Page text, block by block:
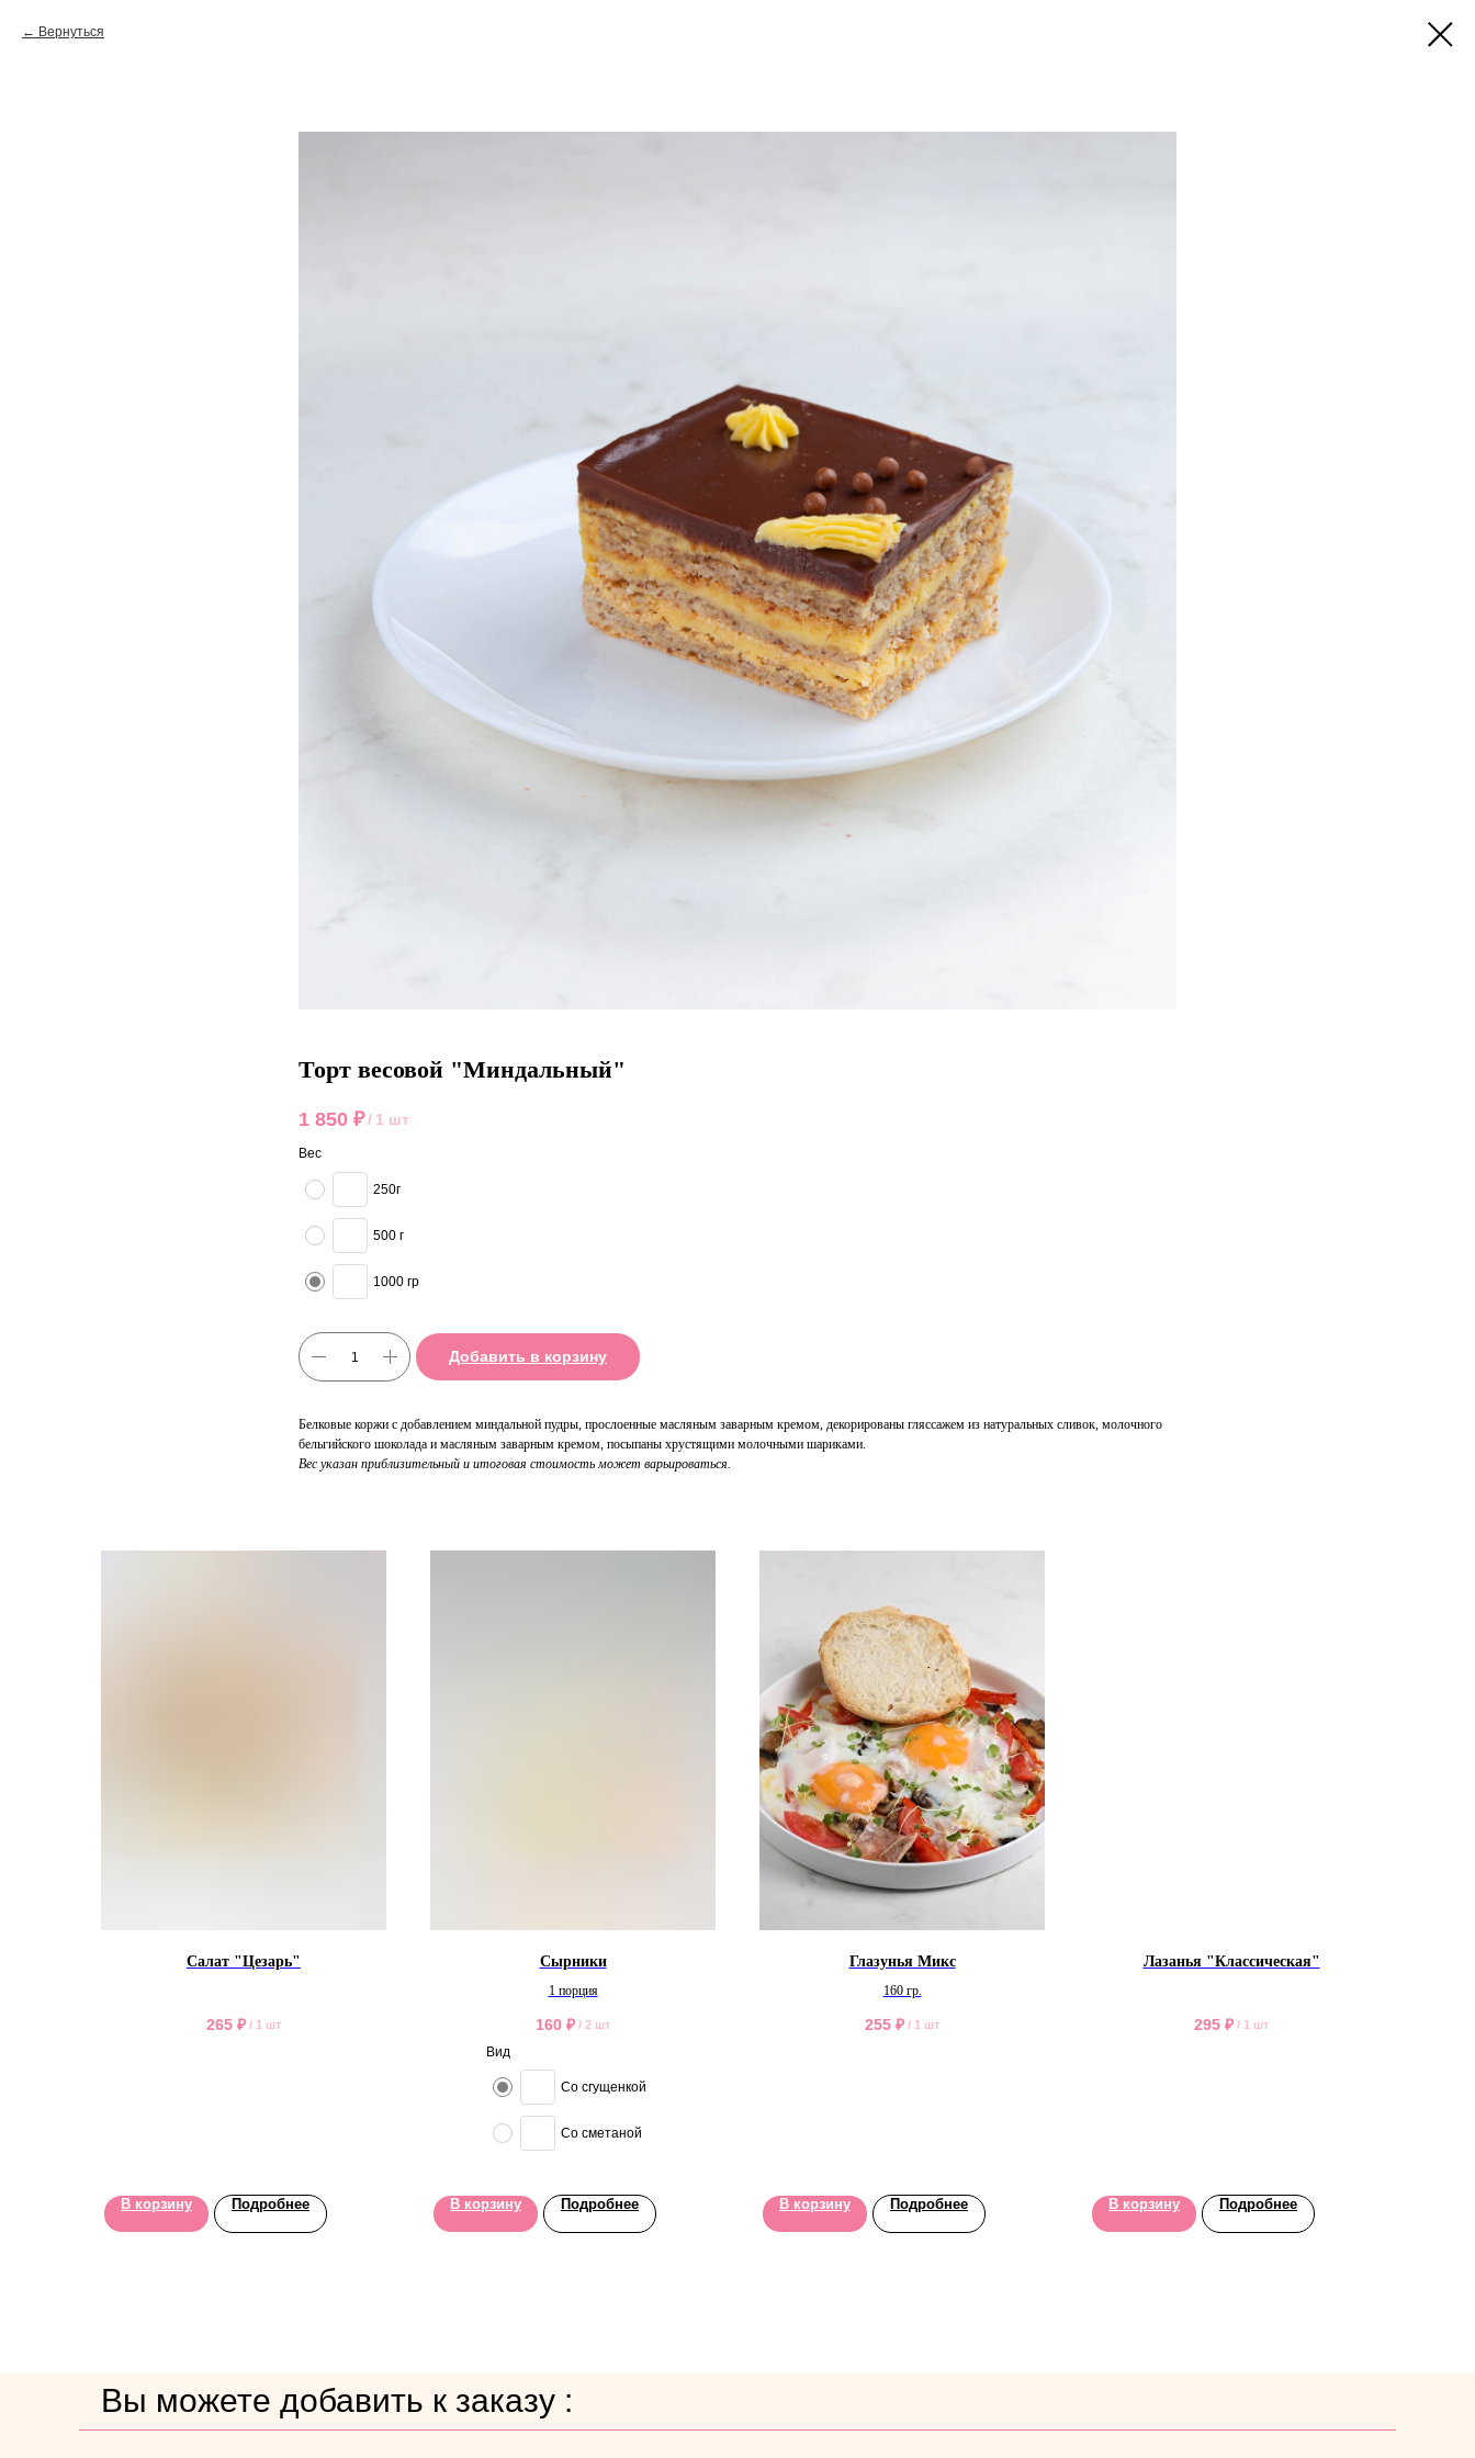
Вернуться
Торт весовой "Миндальный"
1 850 ₽/ 1 шт
Вес
250г
500 г
1000 гр
Добавить в корзину
Белковые коржи с добавлением миндальной пудры, прослоенные масляным заварным кремом, декорированы гляссажем из натуральных сливок, молочного
бельгийского шоколада и масляным заварным кремом, посыпаны хрустящими молочными шариками.
Вес указан приблизительный и итоговая стоимость может варьироваться.
Салат "Цезарь"
265 ₽ / 1 шт
В корзину Подробнее
Сырники
1 порция
160 ₽ / 2 шт
Вид
Со сгущенкой
Со сметаной
В корзину Подробнее
Глазунья Микс
160 гр.
255 ₽ / 1 шт
В корзину Подробнее
Лазанья "Классическая"
295 ₽ / 1 шт
В корзину Подробнее
Вы можете добавить к заказу :